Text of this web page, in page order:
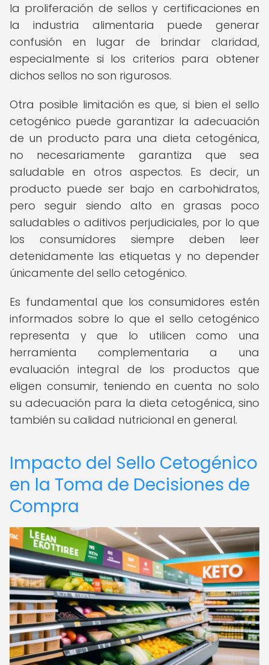
la proliferación de sellos y certificaciones en
la industria alimentaria puede generar
confusión en lugar de brindar claridad,
especialmente si los criterios para obtener
dichos sellos no son rigurosos.
Otra posible limitación es que, si bien el sello
cetogénico puede garantizar la adecuación
de un producto para una dieta cetogénica,
no necesariamente garantiza que sea
saludable en otros aspectos. Es decir, un
producto puede ser bajo en carbohidratos,
pero seguir siendo alto en grasas poco
saludables o aditivos perjudiciales, por lo que
los consumidores siempre deben leer
detenidamente las etiquetas y no depender
únicamente del sello cetogénico.
Es fundamental que los consumidores estén
informados sobre lo que el sello cetogénico
representa y que lo utilicen como una
herramienta complementaria a una
evaluación integral de los productos que
eligen consumir, teniendo en cuenta no solo
su adecuación para la dieta cetogénica, sino
también su calidad nutricional en general.
Impacto del Sello Cetogénico
en la Toma de Decisiones de
Compra